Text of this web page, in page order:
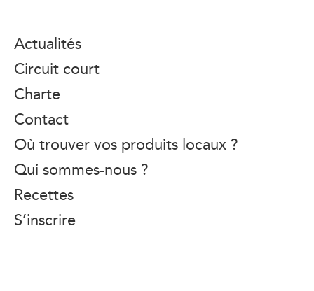
Actualités
Circuit court
Charte
Contact
Où trouver vos produits locaux ?
Qui sommes-nous ?
Recettes
S’inscrire